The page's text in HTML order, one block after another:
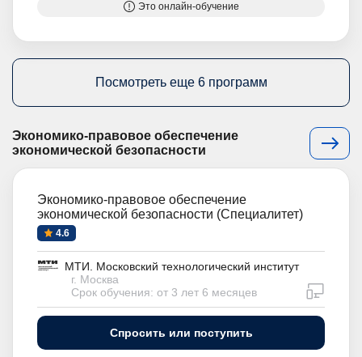
Это онлайн-обучение
Посмотреть еще 6 программ
Экономико-правовое обеспечение
экономической безопасности
Экономико-правовое обеспечение
экономической безопасности (Специалитет)
4.6
МТИ. Московский технологический институт
г. Москва
Срок обучения: от 3 лет 6 месяцев
Спросить или поступить